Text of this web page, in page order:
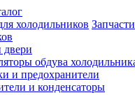
двери
обдува
и предохранители
и конденсаторы